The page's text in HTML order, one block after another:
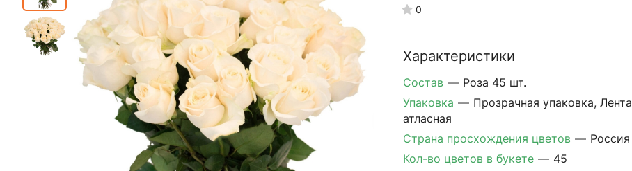
0
Характеристики
Состав — Роза 45 шт.
Упаковка — Прозрачная упаковка, Лента
атласная
Страна просхождения цветов — Россия
Кол-во цветов в букете — 45